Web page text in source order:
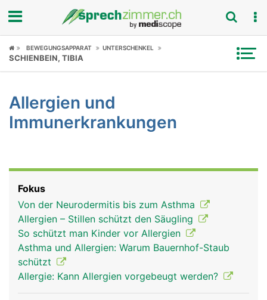
Fokus
Symptome
Ratgeber
Rubriken
BEWEGUNGSAPPARAT UNTERSCHENKEL
SCHIENBEIN, TIBIA
Allergien und
Immunerkrankungen
Fokus
Von der Neurodermitis bis zum Asthma
Allergien – Stillen schützt den Säugling
So schützt man Kinder vor Allergien
Asthma und Allergien: Warum Bauernhof-Staub
schützt
Allergie: Kann Allergien vorgebeugt werden?